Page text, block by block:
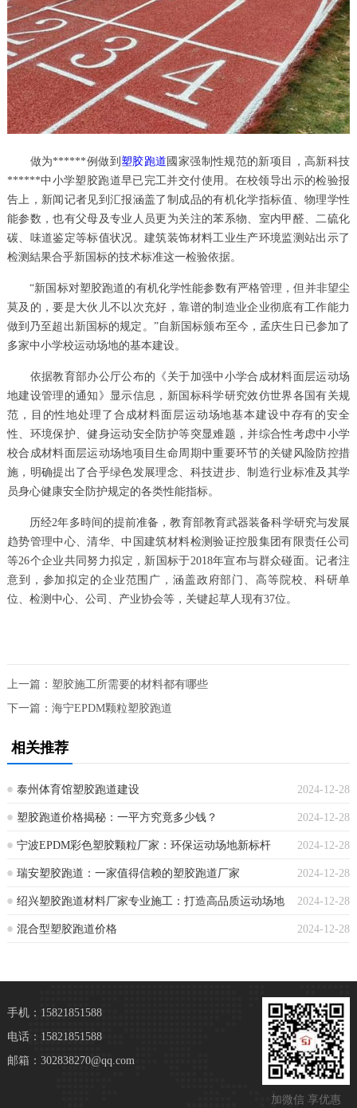
做为******例做到 塑胶跑道 國家强制性规范的新项目，高新科技
******中小学塑胶跑道早已完工并交付使用。在校领导出示的检验报
告上，新闻记者见到汇报涵盖了制成品的有机化学指标值、物理学性
能参数，也有父母及专业人员更为关注的苯系物、室内甲醛、二硫化
碳、味道鉴定等标值状况。建筑装饰材料工业生产环境监测站出示了
检测結果合乎新国标的技术标准这一检验依据。
“新国标对塑胶跑道的有机化学性能参数有严格管理，但并非望尘
莫及的，要是大伙儿不以次充好，靠谱的制造业企业彻底有工作能力
做到乃至超出新国标的规定。”自新国标颁布至今，孟庆生日已参加了
多家中小学校运动场地的基本建设。
依据教育部办公厅公布的《关于加强中小学合成材料面层运动场
地建设管理的通知》显示信息，新国标科学研究效仿世界各国有关规
范，目的性地处理了合成材料面层运动场地基本建设中存有的安全
性、环境保护、健身运动安全防护等突显难题，并综合性考虑中小学
校合成材料面层运动场地项目生命周期中重要环节的关键风险防控措
施，明确提出了合乎绿色发展理念、科技进步、制造行业标准及其学
员身心健康安全防护规定的各类性能指标。
历经2年多時间的提前准备，教育部教育武器装备科学研究与发展
趋势管理中心、清华、中国建筑材料检测验证控股集团有限责任公司
等26个企业共同努力拟定，新国标于2018年宣布与群众碰面。记者注
意到，参加拟定的企业范围广，涵盖政府部门、高等院校、科研单
位、检测中心、公司、产业协会等，关键起草人现有37位。
上一篇： 塑胶施工所需要的材料都有哪些
下一篇： 海宁EPDM颗粒塑胶跑道
相关推荐
2024-12-28
泰州体育馆塑胶跑道建设
2024-12-28
塑胶跑道价格揭秘：一平方究竟多少钱？
2024-12-28
宁波EPDM彩色塑胶颗粒厂家：环保运动场地新标杆
2024-12-28
瑞安塑胶跑道：一家值得信赖的塑胶跑道厂家
2024-12-28
绍兴塑胶跑道材料厂家专业施工：打造高品质运动场地
2024-12-28
混合型塑胶跑道价格
加微信 享优惠
手机：15821851588
电话：15821851588
邮箱：302838270@qq.com